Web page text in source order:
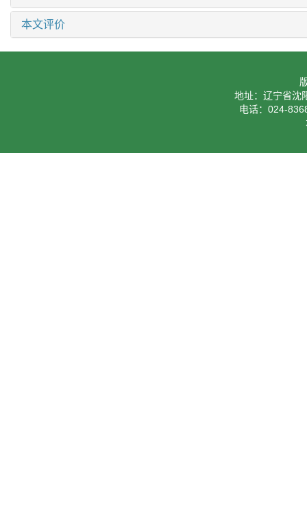
本文评价
地址：辽宁省沈
电话：024-